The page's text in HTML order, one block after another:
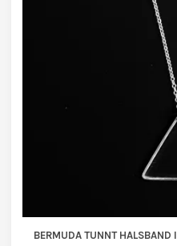
BERMUDA TUNNT HALSBAND